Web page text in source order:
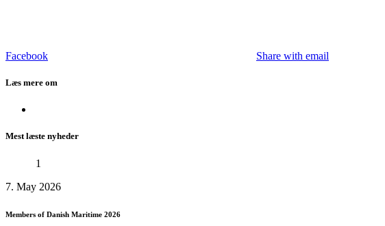
Facebook Share with email
Læs mere om
Mest læste nyheder
1
7. May 2026
Members of Danish Maritime 2026